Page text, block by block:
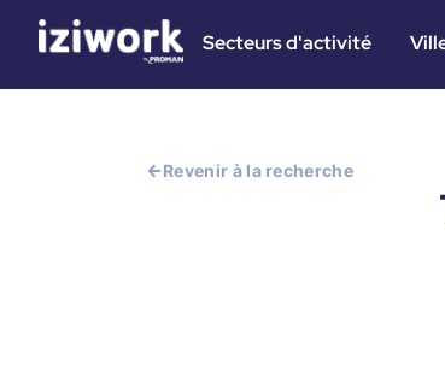
Secteurs d'activité
Revenir à la recherche